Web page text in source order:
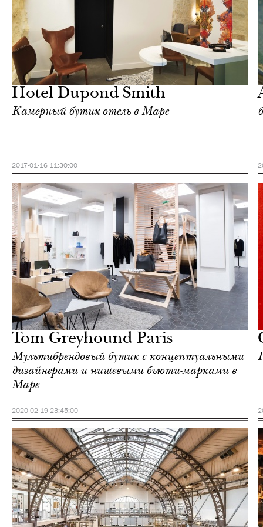
Hotel Dupond-Smith
Камерный бутик-отель в Маре
2017-01-16 11:30:00
Tom Greyhound Paris
Мультибрендовый бутик с концептуальными
дизайнерами и нишевыми бьюти-марками в
Маре
2020-02-19 23:45:00